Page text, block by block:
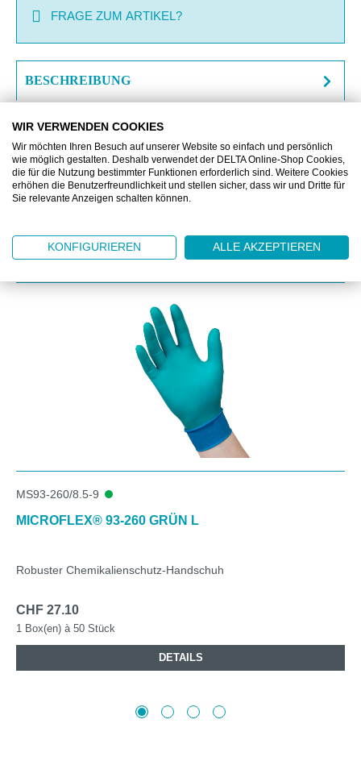
FRAGE ZUM ARTIKEL?
BESCHREIBUNG
ZUSATZINFORMATIONEN
DOWNLOAD
Produktgalerie überspringen
Kunden kauften auch
MS93-260/8.5-9
MICROFLEX® 93-260 GRÜN L
Robuster Chemikalienschutz-Handschuh
CHF 27.10
1 Box(en) à 50 Stück
DETAILS
WIR VERWENDEN COOKIES
Wir möchten Ihren Besuch auf unserer Website so einfach und persönlich
wie möglich gestalten. Deshalb verwendet der DELTA Online-Shop Cookies,
die für die Nutzung bestimmter Funktionen erforderlich sind. Weitere Cookies
erhöhen die Benutzerfreundlichkeit und stellen sicher, dass wir und Dritte für
Sie relevante Anzeigen schalten können.
KONFIGURIEREN ALLE AKZEPTIEREN